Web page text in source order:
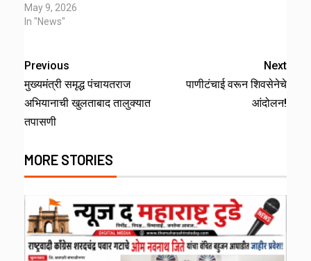
May 9, 2026
In "News"
Previous
मुख्यमंत्री समृद्ध पंचायतराज
अभियानाची खुलताबाद तालुक्यात
तपासणी
Next
पाणीटंचाई वरून शिवसेनेचे
आंदोलन!
MORE STORIES